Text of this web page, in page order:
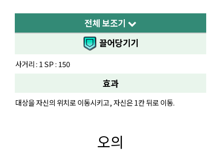
전체 보조기
끌어당기기
사거리 : 1 SP : 150
효과
대상을 자신의 위치로 이동시키고, 자신은 1칸 뒤로 이동.
오의